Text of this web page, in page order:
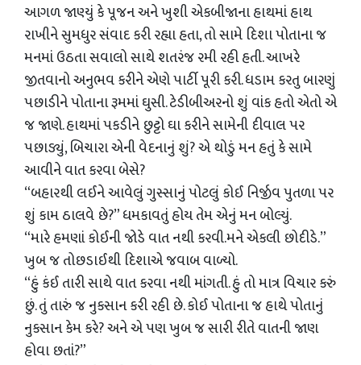
આગળ જાણ્યું કે પૂજન અને ખુશી એકબીજાના હાથમાં હાથ
રાખીને સુમધુર સંવાદ કરી રહ્યા હતા, તો સામે દિશા પોતાના જ
મનમાં ઉઠતા સવાલો સાથે શતરંજ રમી રહી હતી. આખરે
જીતવાનો અનુભવ કરીને એણે પાર્ટી પૂરી કરી. ધડામ કરતુ બારણું
પછાડીને પોતાના રૂમમાં ઘુસી. ટેડીબીઅરનો શું વાંક હતો એતો એ
જ જાણે. હાથમાં પકડીને છુટ્ટો ઘા કરીને સામેની દીવાલ પર
પછાડ્યું, બિચારા એની વેદનાનું શું? એ થોડું મન હતું કે સામે
આવીને વાત કરવા બેસે?
“બહારથી લઈને આવેલું ગુસ્સાનું પોટલું કોઈ નિર્જીવ પુતળા પર
શું કામ ઠાલવે છે?” ધમકાવતું હોય તેમ એનું મન બોલ્યું.
“મારે હમણાં કોઈની જોડે વાત નથી કરવી.મને એકલી છોદીડે.”
ખુબ જ તોછડાઈથી દિશાએ જવાબ વાળ્યો.
“હું કંઈ તારી સાથે વાત કરવા નથી માંગતી. હું તો માત્ર વિચાર કરું
છું. તું તારું જ નુકસાન કરી રહી છે. કોઈ પોતાના જ હાથે પોતાનું
નુકસાન કેમ કરે? અને એ પણ ખુબ જ સારી રીતે વાતની જાણ
હોવા છતાં?”